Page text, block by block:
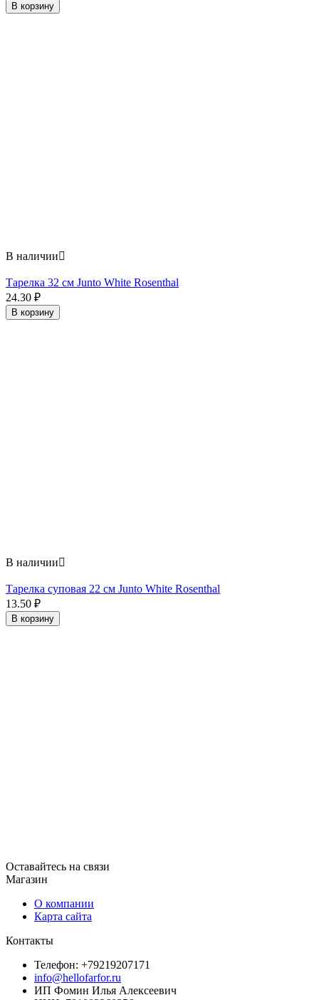
В корзину
В наличии
Тарелка 32 см Junto White Rosenthal
24.30 ₽
В корзину
В наличии
Тарелка суповая 22 см Junto White Rosenthal
13.50 ₽
В корзину
Оставайтесь на связи
Магазин
О компании
Карта сайта
Контакты
Телефон: +79219207171
info@hellofarfor.ru
ИП Фомин Илья Алексеевич